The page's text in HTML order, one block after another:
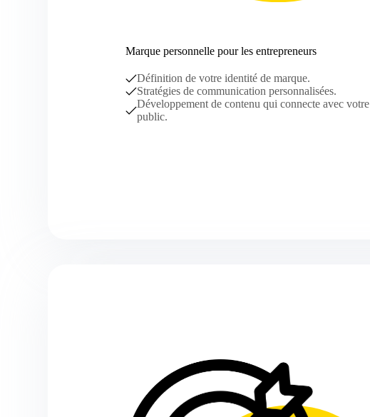
Marque personnelle pour les entrepreneurs
Définition de votre identité de marque.
Stratégies de communication personnalisées.
Développement de contenu qui connecte avec votre
public.